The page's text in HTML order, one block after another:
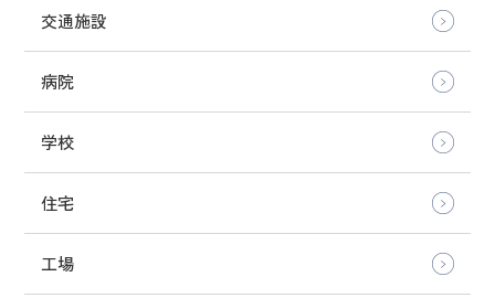
交通施設
病院
学校
住宅
工場